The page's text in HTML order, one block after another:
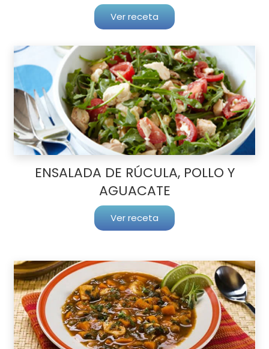
Ver receta
ENSALADA DE RÚCULA, POLLO Y
AGUACATE
Ver receta